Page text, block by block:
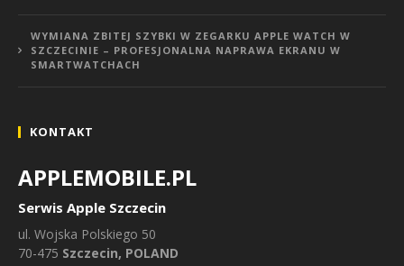
WYMIANA ZBITEJ SZYBKI W ZEGARKU APPLE WATCH W
SZCZECINIE – PROFESJONALNA NAPRAWA EKRANU W
SMARTWATCHACH
KONTAKT
APPLEMOBILE.PL
Serwis Apple Szczecin
ul. Wojska Polskiego 50
70-475 Szczecin, POLAND